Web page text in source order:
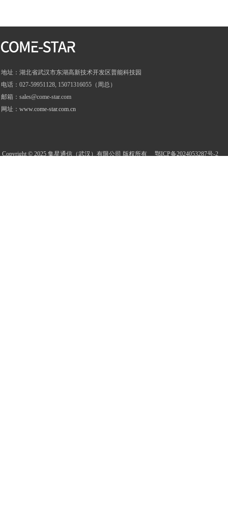
Copyright © 2025 集星通信（武汉）有限公司 版权所有 鄂ICP备2024053287号-2
地址：湖北省武汉市东湖高新技术开发区普能科技园
电话 ： 027-59951128, 15071316055（周总）
邮箱： sales@come-star.com
网址： www.come-star.com.cn